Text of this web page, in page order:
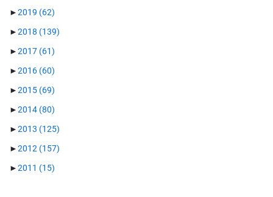
►2019 (62)
►2018 (139)
►2017 (61)
►2016 (60)
►2015 (69)
►2014 (80)
►2013 (125)
►2012 (157)
►2011 (15)